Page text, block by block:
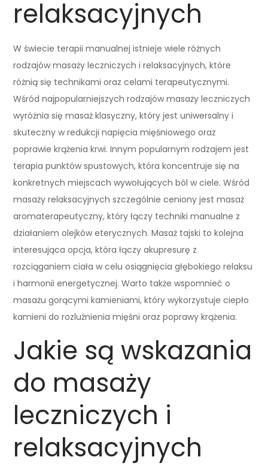
relaksacyjnych
W świecie terapii manualnej istnieje wiele różnych
rodzajów masaży leczniczych i relaksacyjnych, które
różnią się technikami oraz celami terapeutycznymi.
Wśród najpopularniejszych rodzajów masaży leczniczych
wyróżnia się masaż klasyczny, który jest uniwersalny i
skuteczny w redukcji napięcia mięśniowego oraz
poprawie krążenia krwi. Innym popularnym rodzajem jest
terapia punktów spustowych, która koncentruje się na
konkretnych miejscach wywołujących ból w ciele. Wśród
masaży relaksacyjnych szczególnie ceniony jest masaż
aromaterapeutyczny, który łączy techniki manualne z
działaniem olejków eterycznych. Masaż tajski to kolejna
interesująca opcja, która łączy akupresurę z
rozciąganiem ciała w celu osiągnięcia głębokiego relaksu
i harmonii energetycznej. Warto także wspomnieć o
masażu gorącymi kamieniami, który wykorzystuje ciepło
kamieni do rozluźnienia mięśni oraz poprawy krążenia.
Jakie są wskazania
do masaży
leczniczych i
relaksacyjnych